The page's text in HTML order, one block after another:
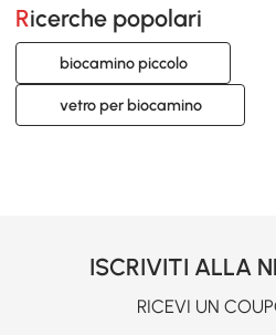
Ricerche popolari
biocamino piccolo
vetro per biocamino
ISCRIVITI ALLA
RICEVI UN